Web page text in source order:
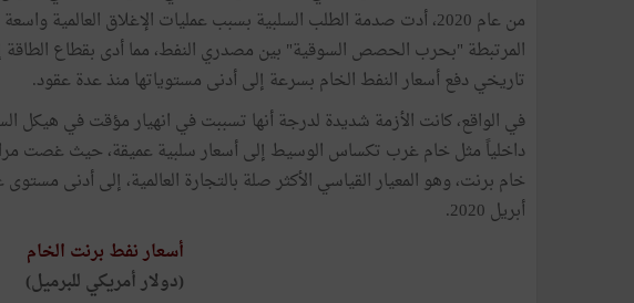
من عام 2020، أدت صدمة الطلب السلبية بسبب عمليات الإغلاق
المرتبطة "بحرب الحصص السوقية" بين مصدري النفط، مما أدى بقطاع الطاقة
تاريخي دفع أسعار النفط الخام بسرعة إلى أدنى مستوياتها منذ عدة عقود.
في الواقع، كانت الأزمة شديدة لدرجة أنها تسببت في انهيار مؤقت في هيكل
داخلياً مثل خام غرب تكساس الوسيط إلى أسعار سلبية عميقة، حيث غصت
أبريل 2020.
أسعار نفط برنت الخام
(دولار أمريكي للبرميل)